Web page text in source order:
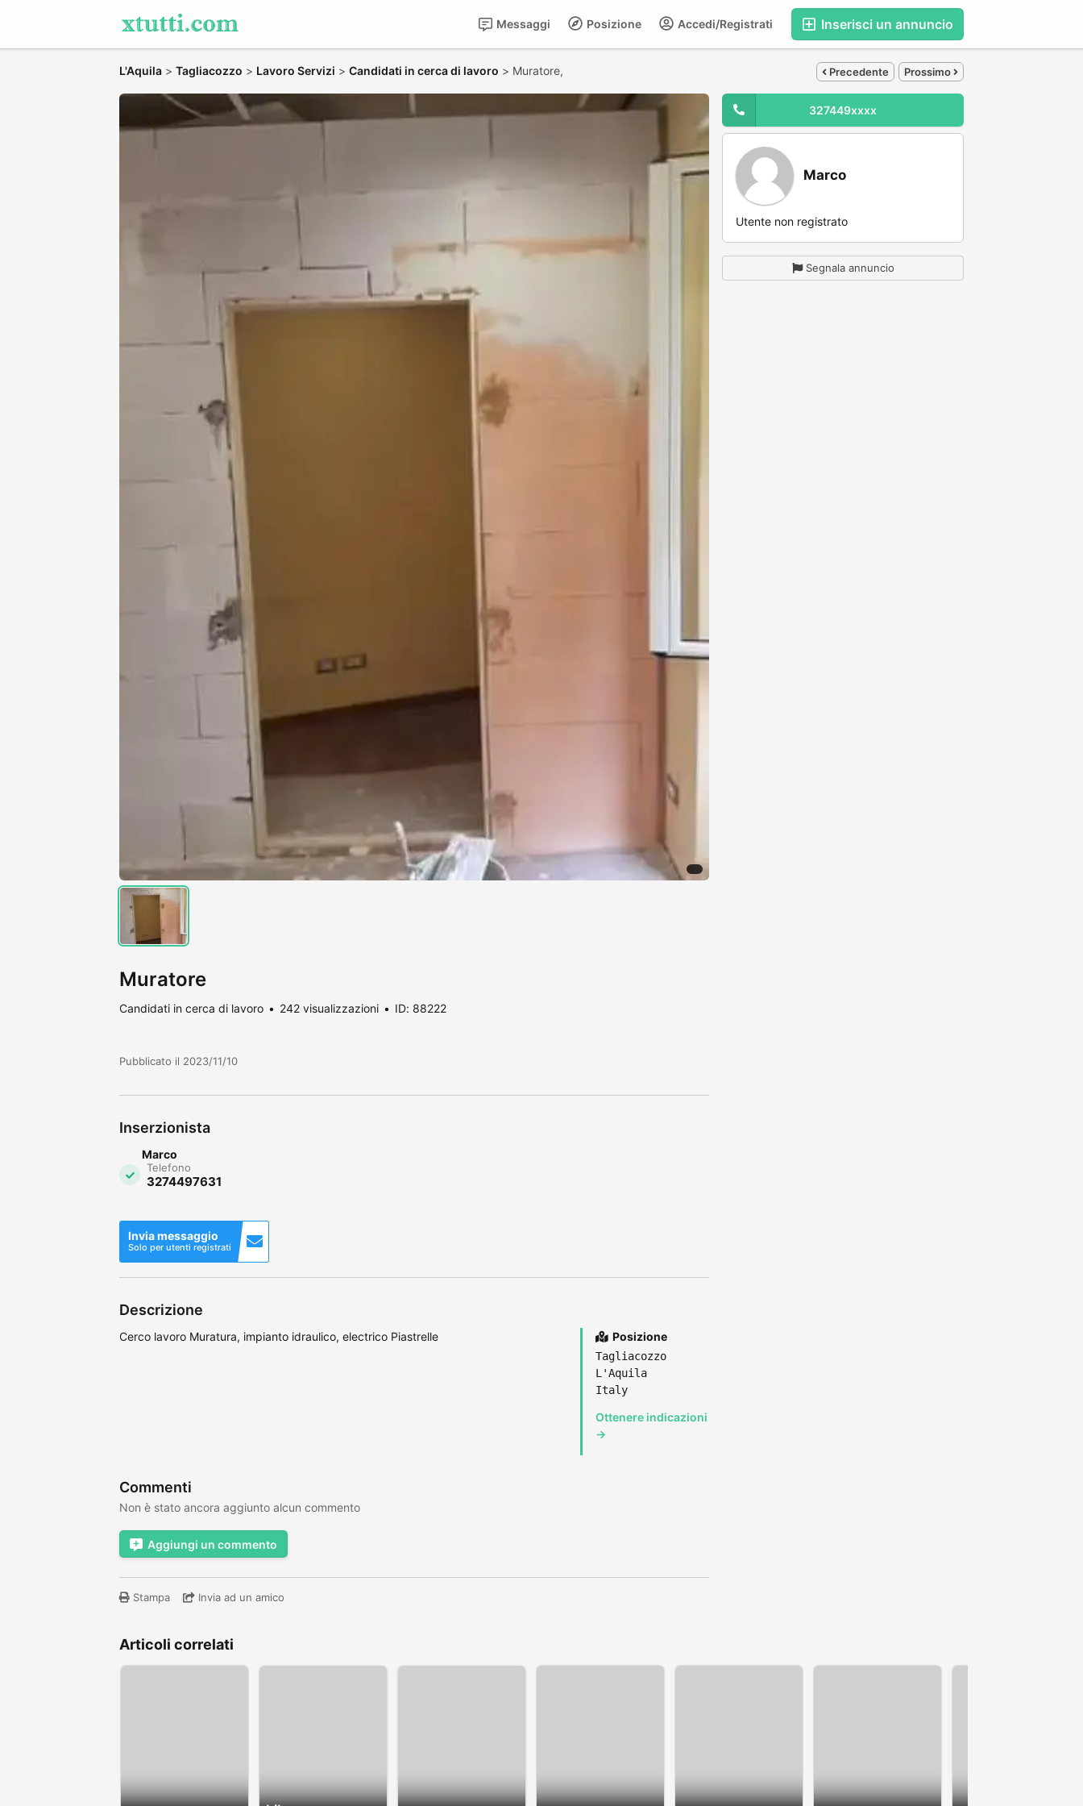
Inserisci un annuncio
Accedi/Registrati
Posizione
Messaggi
L'Aquila > Tagliacozzo > Lavoro Servizi > Candidati in cerca di lavoro > Muratore, Precedente Prossimo
Muratore
Candidati in cerca di lavoro 242 visualizzazioni ID: 88222
Pubblicato il 2023/11/10
Inserzionista
Marco
Telefono
3274497631
Invia messaggio
Solo per utenti registrati
Descrizione
Cerco lavoro Muratura, impianto idraulico, electrico Piastrelle Posizione
Tagliacozzo
L'Aquila
Italy
Ottenere indicazioni
→
Commenti
Non è stato ancora aggiunto alcun commento
Aggiungi un commento
Stampa Invia ad un amico
327449xxxx
Marco
Utente non registrato
Segnala annuncio
Articoli correlati